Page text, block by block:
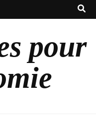
pour